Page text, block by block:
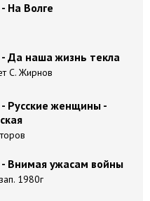
На Волге
Да наша жизнь текла
С. Жирнов
Русские женщины -
- Внимая ужасам войны
1980г